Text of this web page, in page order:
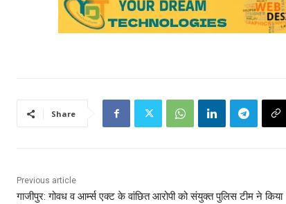
Share
Previous article
गाजीपुर: गोवध व आर्म्स एक्ट के वांछित आरोपी को संयुक्त पुलिस टीम ने किया